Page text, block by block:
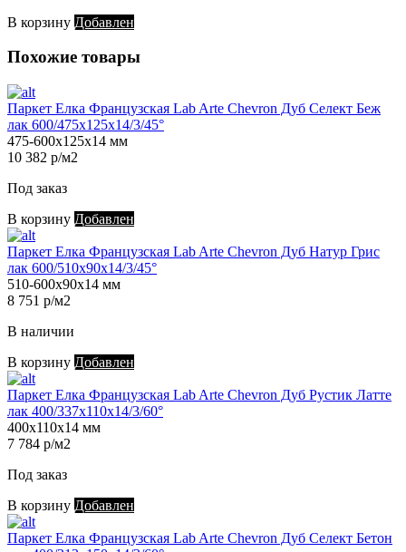
В корзину Добавлен
Похожие товары
Паркет Елка Французская Lab Arte Chevron Дуб Селект Беж
лак 600/475х125х14/3/45°
475-600х125х14 мм
10 382 р/м2
Под заказ
В корзину Добавлен
Паркет Елка Французская Lab Arte Chevron Дуб Натур Грис
лак 600/510х90х14/3/45°
510-600х90х14 мм
8 751 р/м2
В наличии
В корзину Добавлен
Паркет Елка Французская Lab Arte Chevron Дуб Рустик Латте
лак 400/337х110х14/3/60°
400х110х14 мм
7 784 р/м2
Под заказ
В корзину Добавлен
Паркет Елка Французская Lab Arte Chevron Дуб Селект Бетон